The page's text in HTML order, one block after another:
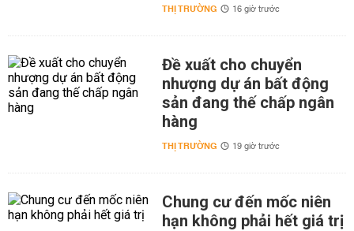
THỊ TRƯỜNG 16 giờ trước
Đề xuất cho chuyển
nhượng dự án bất động
sản đang thế chấp ngân
hàng
THỊ TRƯỜNG 19 giờ trước
Chung cư đến mốc niên
hạn không phải hết giá trị